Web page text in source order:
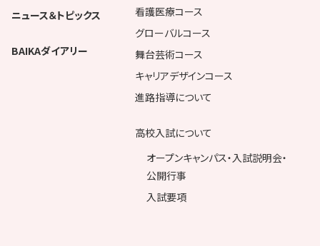
ニュース＆トピックス
BAIKAダイアリー
看護医療コース
グローバルコース
舞台芸術コース
キャリアデザインコース
進路指導について
高校入試について
オープンキャンパス・入試説明会・
公開行事
入試要項